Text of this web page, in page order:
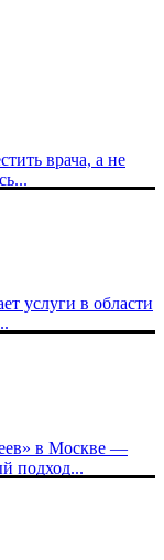
врача, а не
услуги в области
в Москве —
подход...